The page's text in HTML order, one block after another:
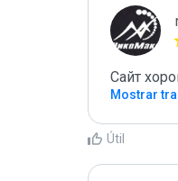
Сайт
Mostrar
Útil